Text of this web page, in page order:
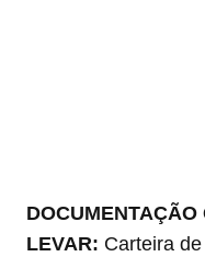
LEVAR: Carteira